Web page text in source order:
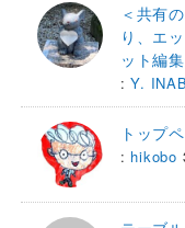
＜共有
り、エ
ット編
:Y.
トップ
: hikobo